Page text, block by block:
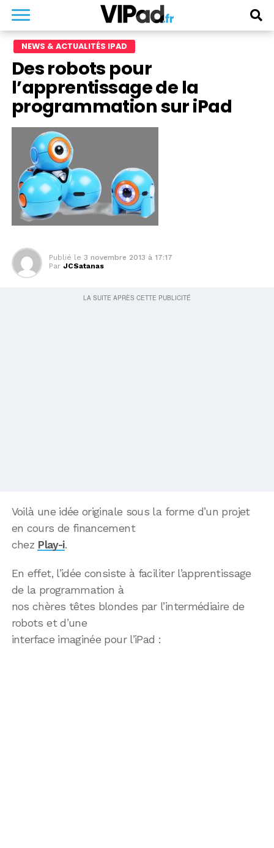
NEWS & ACTUALITÉS IPAD
Des robots pour
l’apprentissage de la
programmation sur iPad
Publié le 3 novembre 2013 à 17:17
Par JCSatanas
Voilà une idée originale sous la forme d’un projet
en cours de financement
chez Play-i.
En effet, l’idée consiste à faciliter l’apprentissage
de la programmation à
nos chères têtes blondes par l’intermédiaire de
robots et d’une
interface imaginée pour l’iPad :